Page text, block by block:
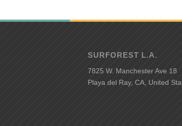
SURFOREST L.A.
7825 W. Manchester Ave 18
Playa del Ray, CA, United